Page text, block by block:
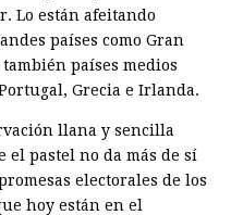
Lo están afeitando
países como Gran
países medios
Grecia e Irlanda.
llana y sencilla
el pastel no da más de sí
electorales de los
hoy están en el